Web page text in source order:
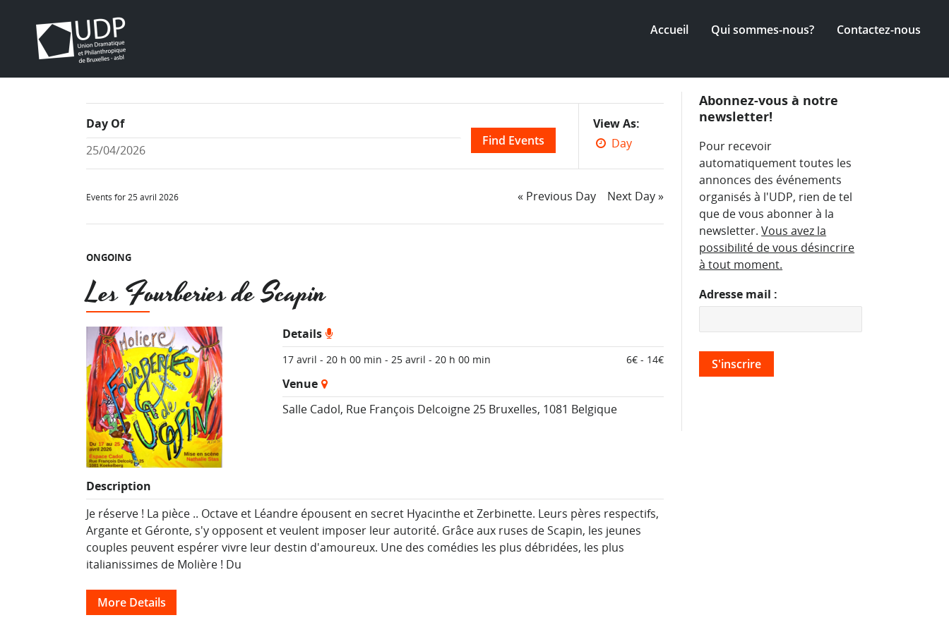
Accueil Qui sommes-nous? Contactez-nous
Event
Views
Navigation
View As
Day
Day Of
Events for 25 avril 2026
Day
« Previous Day Next Day»
ONGOING
Les Fourberies de Scapin
Details
17 avril - 20 h 00 min - 25 avril - 20 h 00 min 6€ - 14€
Venue
Salle Cadol, Rue François Delcoigne 25 Bruxelles, 1081 Belgique
Description
Je réserve ! La pièce .. Octave et Léandre épousent en secret Hyacinthe et Zerbinette. Leurs pères respectifs,
Argante et Géronte, s'y opposent et veulent imposer leur autorité. Grâce aux ruses de Scapin, les jeunes
couples peuvent espérer vivre leur destin d'amoureux. Une des comédies les plus débridées, les plus
italianissimes de Molière ! Du
More Details
Abonnez-vous à notre
newsletter!
Pour recevoir
automatiquement toutes les
annonces des événements
organisés à l'UDP, rien de tel
que de vous abonner à la
newsletter.Vous avez la
possibilité de vous désincrire
à tout moment.
Adresse mail :